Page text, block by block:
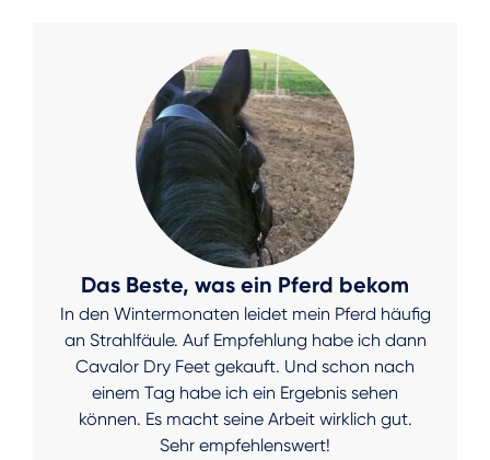
Das Beste, was ein Pferd bekom
In den Wintermonaten leidet mein Pferd häufig
an Strahlfäule. Auf Empfehlung habe ich dann
Cavalor Dry Feet gekauft. Und schon nach
einem Tag habe ich ein Ergebnis sehen
können. Es macht seine Arbeit wirklich gut.
Sehr empfehlenswert!